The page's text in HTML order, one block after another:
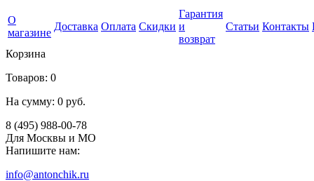
О
магазине
Доставка Оплата Скидки
Гарантия
и
возврат
Статьи Контакты
Корзина
Товаров: 0
На сумму: 0 руб.
8 (495) 988-00-78
Для Москвы и МО
Напишите нам:
info@antonchik.ru